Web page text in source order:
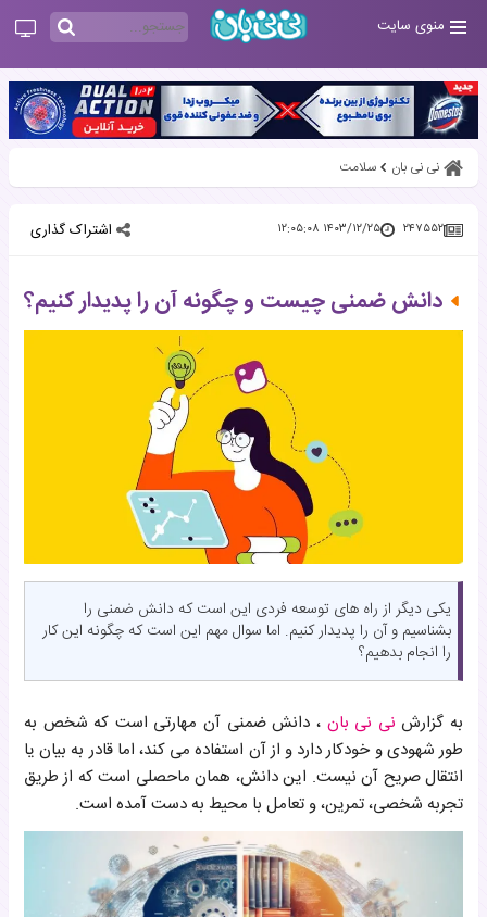
منوی سایت
نی نی بان سلامت
۲۴۷۵۵۲ ۱۴۰۳/۱۲/۲۵ ۱۲:۰۵:۰۸ اشتراک گذاری
دانش ضمنی چیست و چگونه آن را پدیدار کنیم؟
یکی دیگر از راه های توسعه فردی این است که دانش ضمنی را
بشناسیم و آن را پدیدار کنیم. اما سوال مهم این است که چگونه این کار
را انجام بدهیم؟
به گزارش نی نی بان ، دانش ضمنی آن مهارتی است که شخص به
طور شهودی و خودکار دارد و از آن استفاده می کند، اما قادر به بیان یا
انتقال صریح آن نیست. این دانش، همان ماحصلی است که از طریق
تجربه شخصی، تمرین، و تعامل با محیط به دست آمده است.